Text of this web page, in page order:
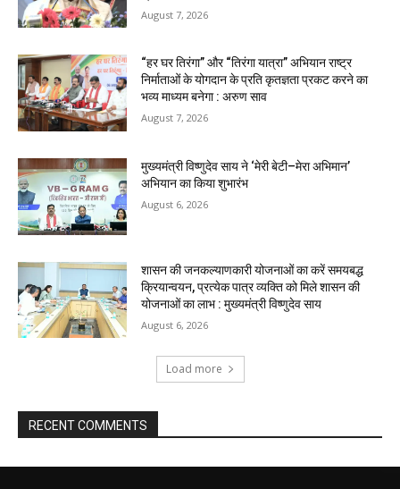
August 7, 2026
“हर घर तिरंगा” और “तिरंगा यात्रा” अभियान राष्ट्र
निर्माताओं के योगदान के प्रति कृतज्ञता प्रकट करने का
भव्य माध्यम बनेगा : अरुण साव
August 7, 2026
मुख्यमंत्री विष्णुदेव साय ने ‘मेरी बेटी–मेरा अभिमान’
अभियान का किया शुभारंभ
August 6, 2026
शासन की जनकल्याणकारी योजनाओं का करें समयबद्ध
क्रियान्वयन, प्रत्येक पात्र व्यक्ति को मिले शासन की
योजनाओं का लाभ : मुख्यमंत्री विष्णुदेव साय
August 6, 2026
Load more
RECENT COMMENTS